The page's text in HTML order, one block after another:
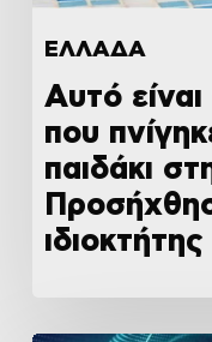
ΕΛΛΑΔΑ
Αυτό
που
παιδάκι
ιδιοκτήτης